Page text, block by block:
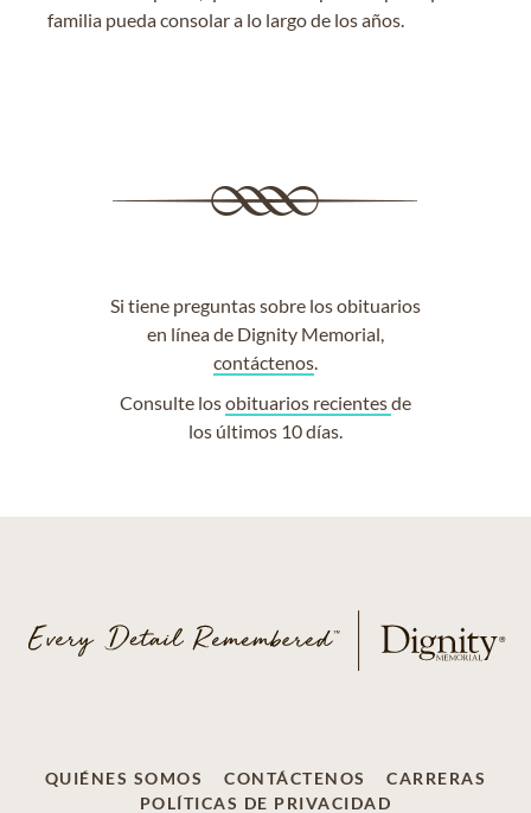
familia pueda consolar a lo largo de los años.
Si tiene preguntas sobre los obituarios
en línea de Dignity Memorial,
contáctenos.
Consulte losobituarios recientesde
los últimos 10 días.
QUIÉNES SOMOS CONTÁCTENOS
CARRERAS
POLÍTICAS DE PRIVACIDAD